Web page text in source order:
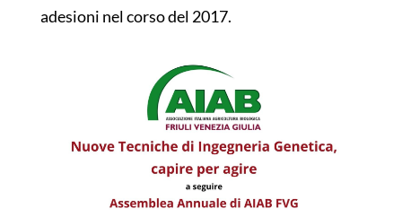
adesioni nel corso del 2017.